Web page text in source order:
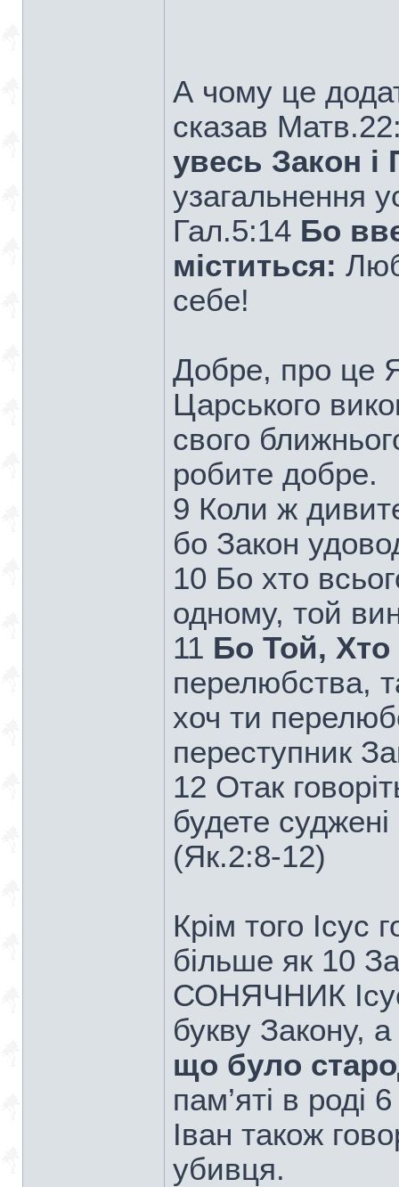
А чому це
сказав
увесь Закон і
узагальнення
Гал.5:14 Бо
міститься:
себе!
Добре, про це
Царського
свого
робите добре.
9 Коли ж
бо Закон
10 Бо хто
одному, той
11 Бо Той, Хто
перелюбства,
хоч ти
переступник
12 Отак
будете
(Як.2:8-12)
Крім того Ісус
більше як 10
СОНЯЧНИК
букву Закону,
що було
пам’яті в роді
Іван також
убивця.